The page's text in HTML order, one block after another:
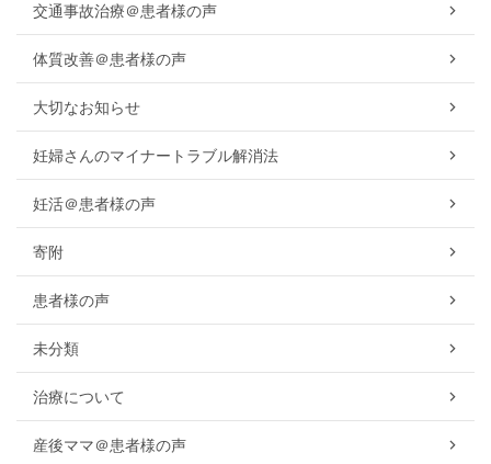
交通事故治療＠患者様の声
体質改善＠患者様の声
大切なお知らせ
妊婦さんのマイナートラブル解消法
妊活＠患者様の声
寄附
患者様の声
未分類
治療について
産後ママ＠患者様の声